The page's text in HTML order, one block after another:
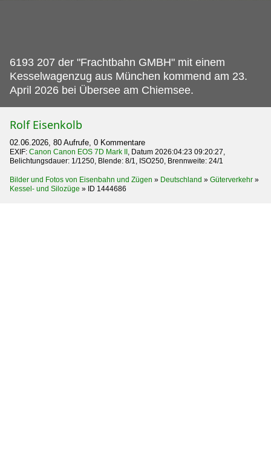
6193 207 der "Frachtbahn GMBH" mit einem
Kesselwagenzug aus München kommend am 23.
April 2026 bei Übersee am Chiemsee.
Rolf Eisenkolb
02.06.2026, 80 Aufrufe, 0 Kommentare
EXIF: Canon Canon EOS 7D Mark II, Datum 2026:04:23 09:20:27,
Belichtungsdauer: 1/1250, Blende: 8/1, ISO250, Brennweite: 24/1
Bilder und Fotos von Eisenbahn und Zügen » Deutschland » Güterverkehr »
Kessel- und Silozüge » ID 1444686